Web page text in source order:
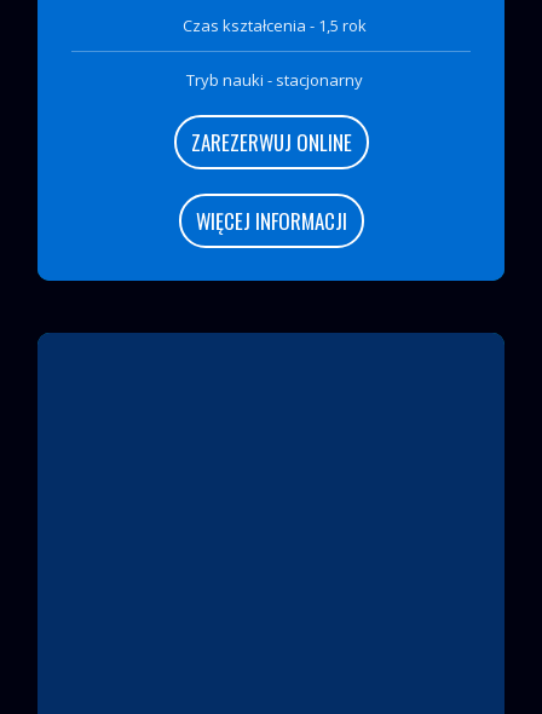
Czas kształcenia - 1,5 rok
Tryb nauki - stacjonarny
ZAREZERWUJ ONLINE
WIĘCEJ INFORMACJI